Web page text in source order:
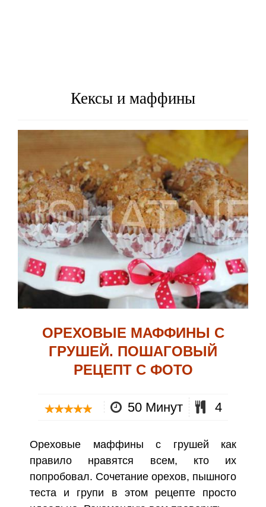
Кексы и маффины
ОРЕХОВЫЕ МАФФИНЫ С
ГРУШЕЙ. ПОШАГОВЫЙ
РЕЦЕПТ С ФОТО
50 Минут 4
Ореховые маффины с грушей как
правило нравятся всем, кто их
попробовал. Сочетание орехов, пышного
теста и групи в этом рецепте просто